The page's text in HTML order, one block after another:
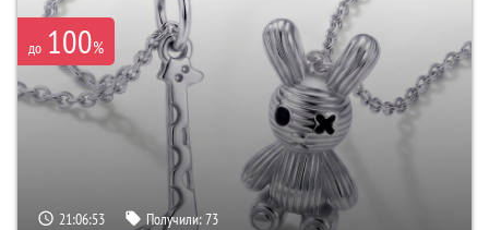
до 100%
21:06:52 Получили:73